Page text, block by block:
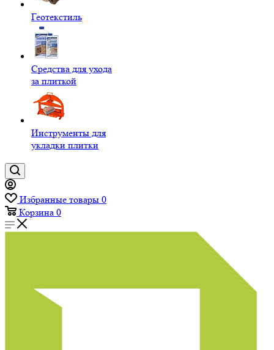
Геотекстиль
Средства для ухода
за плиткой
Инструменты для
укладки плитки
Избранные товары 0
Корзина 0